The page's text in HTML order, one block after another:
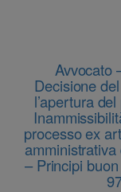
Avvocato
Decisione
l’apertura
processo ex
– Principi